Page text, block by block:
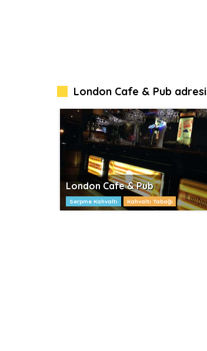
London Cafe & Pub adresi
London Cafe & Pub
Serpme Kahvaltı Kahvaltı Tabağı